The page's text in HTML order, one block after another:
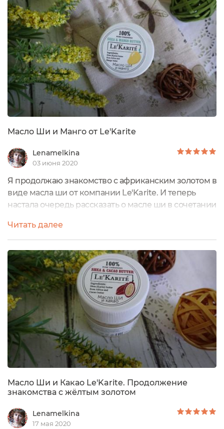
предела проста — привезти в Россию и показать,
что натуральное и нерафинированное масло...
Масло Ши и Манго от Le'Karite
Lenamelkina
03 июня 2020
Я продолжаю знакомство с африканским золотом в
виде масла ши от компании Le'Karite. И теперь
настала очередь рассказать о масле ши в сочетании
на пробу в объеме 20 мл. Это маленькая удобная
баночка-шайба, которая помещается в ладошке.
Такая маленькая банка на сайте бренда стоит
290руб. Но есть варианты и побольше: 50 мл за 790
руб., и 100 мл за 1580...
Читать далее
Масло Ши и Какао Le'Karite. Продолжение
знакомства с жёлтым золотом
Lenamelkina
17 мая 2020